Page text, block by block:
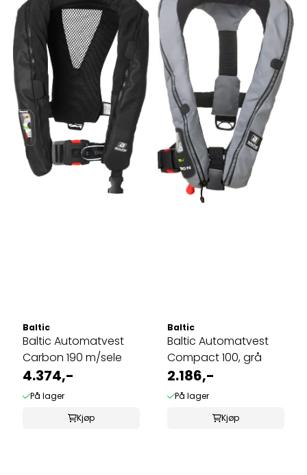
Baltic
Baltic Automatvest
Carbon 190 m/sele
4.374,-
På lager
Kjøp
Baltic
Baltic Automatvest
Compact 100, grå
2.186,-
På lager
Kjøp